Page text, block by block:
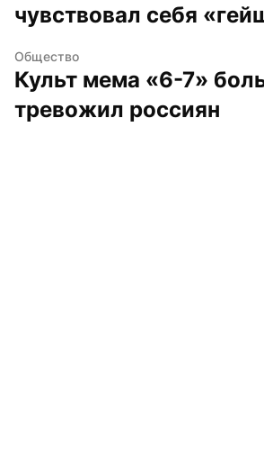
чувствовал себя
Общество
Культ мема «6-7»
тревожил россиян